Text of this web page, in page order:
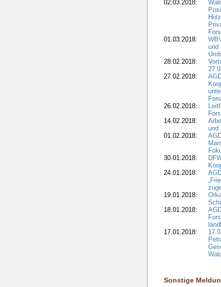
02.03.2018:
01.03.2018:
und
28.02.2018:
27.02.2018:
26.02.2018:
14.02.2018:
und
01.02.2018:
30.01.2018:
24.01.2018:
19.01.2018:
18.01.2018:
17.01.2018:
Sonstige